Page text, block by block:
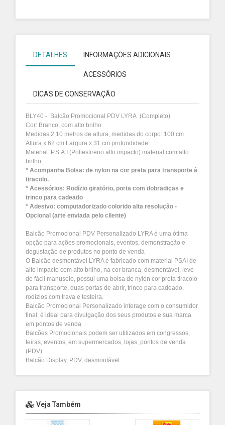
DETALHES INFORMAÇÕES ADICIONAIS
ACESSÓRIOS
DICAS DE CONSERVAÇÃO
BLY40 - Balcão Promocional PDV LYRA (Completo)
Cor: Branco, com alto brilho
Medidas 2,10 metros de altura, medidas do corpo: 100 cm
Altura x 62 cm Largura x 31 cm profundidade
Material: P.S.A.I (Poliestireno alto impacto) material com alto
brilho
* Acompanha Bolsa: de nylon na cor preta para transporte á
tiracolo.
* Acessórios: Rodízio giratório, porta com dobradiças e
trinco para cadeado
* Adesivo: computadorizado colorido alta resolução -
Opcional (arte enviada pelo cliente)
Balcão Promocional PDV Personalizado LYRA é uma ótima
opção para ações promocionais, eventos, demonstração e
degustação de produtos no ponto de venda
O Balcão desmontável LYRA é fabricado com material PSAI de
alto impacto com alto brilho, na cor branca, desmontável, leve
de fácil manuseio, possui uma bolsa de nylon cor preta tiracolo
para transporte, duas portas de abrir, trinco para cadeado,
rodízios com trava e testeira.
Balcão Promocional Personalizado interage com o consumidor
final, é ideal para divulgação dos seus produtos e sua marca
em pontos de venda
Balcões Promocionais podem ser utilizados em congressos,
feiras, eventos, em supermercados, lojas, pontos de venda
(PDV).
Balcão Display, PDV, desmontável.
Veja Também